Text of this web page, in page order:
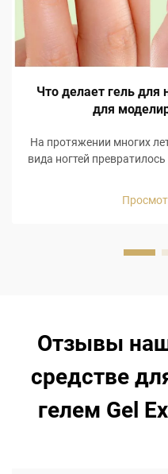
Что делает гель
для
На протяжении многих
вида ногтей
для правильного
Отзывы
средстве
гелем Gel